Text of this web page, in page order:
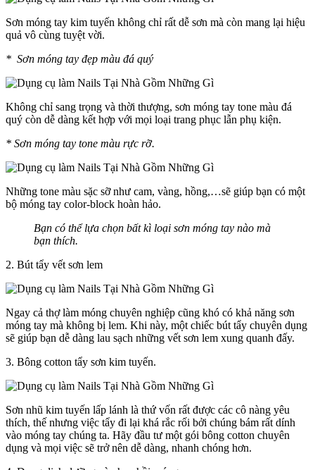
Sơn móng tay kim tuyến không chỉ rất dễ sơn mà còn mang lại hiệu
quả vô cùng tuyệt vời.
* Sơn móng tay đẹp màu đá quý
Không chỉ sang trọng và thời thượng, sơn móng tay tone màu đá
quý còn dễ dàng kết hợp với mọi loại trang phục lẫn phụ kiện.
* Sơn móng tay tone màu rực rỡ.
Những tone màu sặc sỡ như cam, vàng, hồng,…sẽ giúp bạn có một
bộ móng tay color-block hoàn hảo.
Bạn có thể lựa chọn bất kì loại sơn móng tay nào mà
bạn thích.
2. Bút tẩy vết sơn lem
Ngay cả thợ làm móng chuyên nghiệp cũng khó có khả năng sơn
móng tay mà không bị lem. Khi này, một chiếc bút tẩy chuyên dụng
sẽ giúp bạn dễ dàng lau sạch những vết sơn lem xung quanh đấy.
3. Bông cotton tẩy sơn kim tuyến.
Sơn nhũ kim tuyến lấp lánh là thứ vốn rất được các cô nàng yêu
thích, thế nhưng việc tẩy đi lại khá rắc rối bởi chúng bám rất dính
vào móng tay chúng ta. Hãy đầu tư một gói bông cotton chuyên
dụng và mọi việc sẽ trở nên dễ dàng, nhanh chóng hơn.